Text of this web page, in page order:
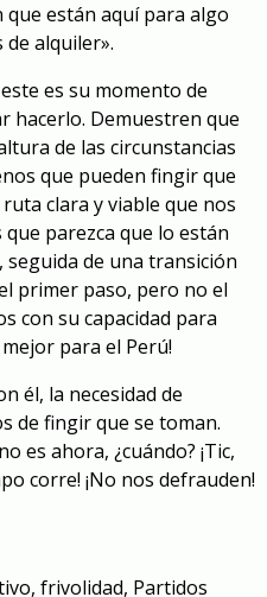
están aquí para algo
alquiler».
es su momento de
hacerlo. Demuestren que
de las circunstancias
que pueden fingir que
clara y viable que nos
parezca que lo están
seguida de una transición
primer paso, pero no el
con su capacidad para
para el Perú!
él, la necesidad de
de fingir que se toman.
es ahora, ¿cuándo? ¡Tic,
corre! ¡No nos defrauden!
, frivolidad, Partidos